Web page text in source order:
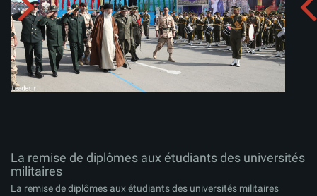
Télécharger l'album:
La remise de diplômes aux étudiants des universités
militaires
La remise de diplômes aux étudiants des universités militaires